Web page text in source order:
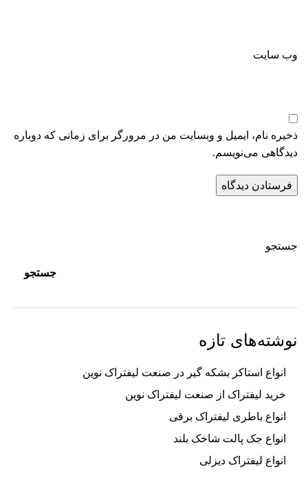
وب‌ سایت
ذخیره نام، ایمیل و وبسایت من در مرورگر برای زمانی که دوباره
دیدگاهی می‌نویسم.
جستجو
جستجو
نوشته‌های تازه
انواع استاکر بشکه گیر در صنعت لیفتراک نوین
خرید لیفتراک از صنعت لیفتراک نوین
انواع باطری لیفتراک برقی
انواع جک پالت شاخک بلند
انواع لیفتراک دیزلی